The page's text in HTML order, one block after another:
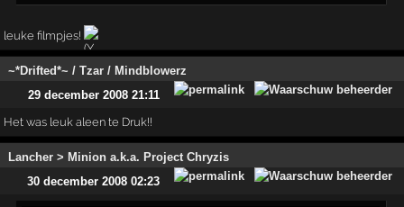
leuke filmpjes!
~*Drifted*~ / Tzar / Mindblowerz
29 december 2008 21:11
Het was leuk aleen te Druk!!
Lancher > Minion a.k.a. Project Chryzis
30 december 2008 02:23